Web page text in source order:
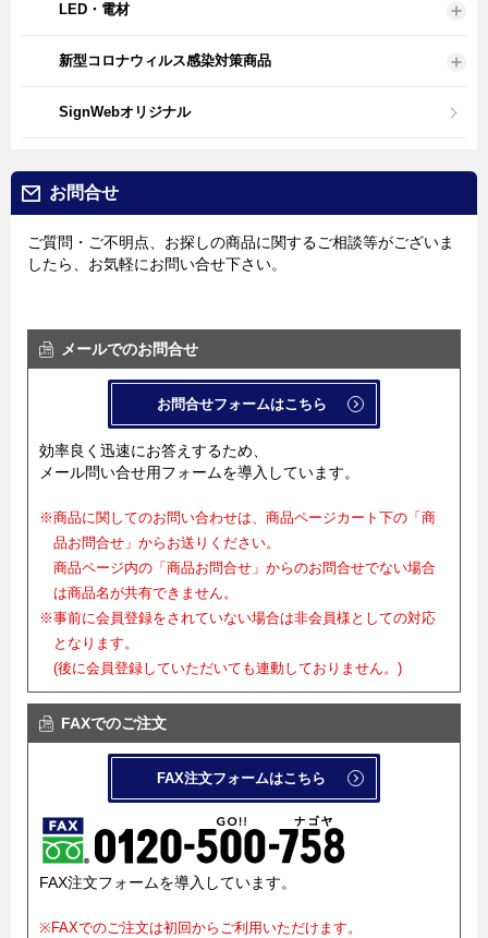
LED・電材
新型コロナウィルス感染対策商品
SignWebオリジナル
お問合せ
ご質問・ご不明点、お探しの商品に関するご相談等がございま
したら、お気軽にお問い合せ下さい。
メールでのお問合せ
お問合せフォームはこちら
効率良く迅速にお答えするため、
メール問い合せ用フォームを導入しています。
※商品に関してのお問い合わせは、商品ページカート下の「商
品お問合せ」からお送りください。
商品ページ内の「商品お問合せ」からのお問合せでない場合
は商品名が共有できません。
※事前に会員登録をされていない場合は非会員様としての対応
となります。
(後に会員登録していただいても連動しておりません。)
FAXでのご注文
FAX注文フォームはこちら
FAX注文フォームを導入しています。
※FAXでのご注文は初回からご利用いただけます。